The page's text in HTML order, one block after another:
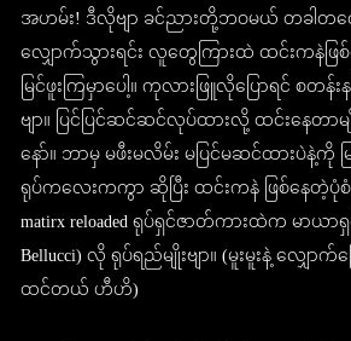
အဟမ်း! ဒီလိုဗျာ ခင်ညားတို့ဘဝမယ် တခါတ
လျှောက်သွားရင်း လူတွေကြားထဲ ထင်းကနဲဖြ
မြင်ဖူးကြမှာပေါ့။ ကုလားဖြူလိုပြောရင် စတန်း
ဗျာ။ ပြင်ပြင်ဆင်ဆင်လုပ်ထားလို့ ထင်းနေတာ
နော်။ ဘာမှ မဖီးမလိမ်း မပြင်မဆင်ထားပဲ
ရုပ်ကလေးကကွာ ဆိုပြီး ထင်းကနဲ ဖြစ်နေတဲ့ပုံစံမ
matirx reloaded ရုပ်ရှင်ဇာတ်ကားထဲက မာယာရှ
Bellucci) လို ရုပ်ရည်မျိုးဗျာ။ (မူးမူးနဲ့ လျှောက်
ထင်တယ် ဟီဟိ)